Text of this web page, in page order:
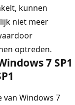
kunnen
niet meer
optreden.
7 SP1
van Windows 7